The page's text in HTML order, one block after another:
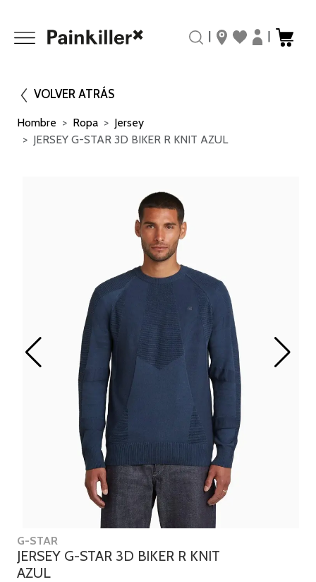
VOLVER ATRÁS
Hombre Ropa
Jersey
JERSEY G-STAR 3D BIKER R KNIT AZUL
G-STAR
JERSEY G-STAR 3D BIKER R KNIT
AZUL